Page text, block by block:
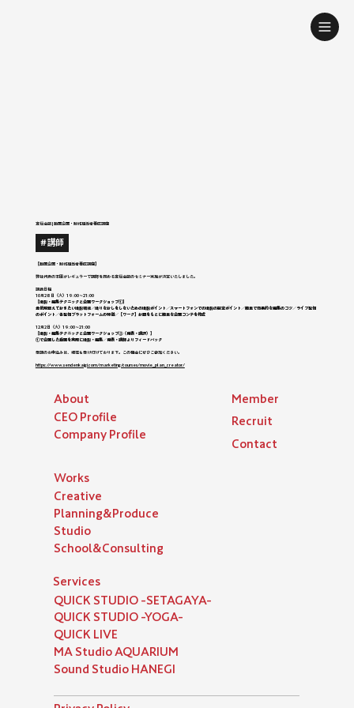
宣伝会議 | 動画企画・制作担当者養成講座
#講師
【動画企画・制作担当者養成講座】
弊社代表の本田がレギュラーで講師を務める宣伝会議のセミナー実施が決定いたしました。
講義日程
10月28日（火）19:00〜21:00
【撮影・編集テクニックと企画ワークショップ①】
最低限整えておきたい撮影環境／撮りなおしをしないための撮影ポイント／スマートフォンでの撮影の設定ポイント／簡単で効果的な編集のコツ／ライブ配信
のポイント／各配信プラットフォームの特徴／【ワーク】お題をもとに簡単な企画コンテを作成
12月2日（火）19:00〜21:00
【撮影・編集テクニックと企画ワークショップ②（発表・講評） 】
①で企画した動画を実際に撮影・編集／発表・講師よりフィードバック
受講のお申込みは、現在も受け付けております。この機会にぜひご参加ください。
https://www.sendenkaigi.com/marketing/courses/movie_plan_creator/
About
​CEO Profile
Company Profile
Member
Recruit
Contact
​Works
Creative
Planning&Produce
Studio
School&Consulting
Services
QUICK STUDIO -SETAGAYA-
QUICK STUDIO -YOGA-
QUICK LIVE
MA Studio AQUARIUM
Sound Studio HANEGI